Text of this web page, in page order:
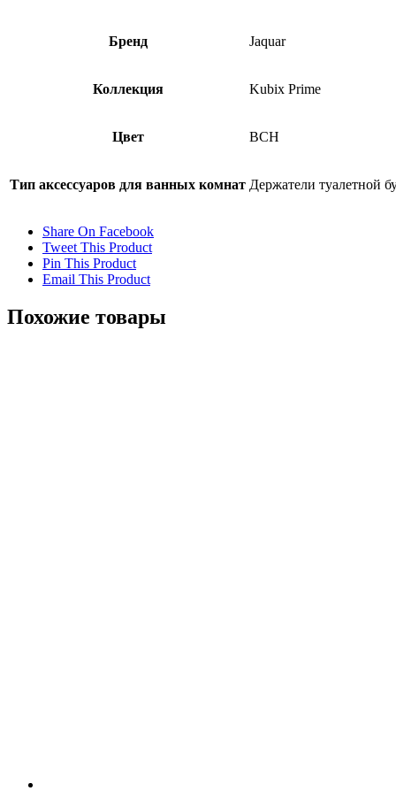
Бренд Jaquar
Коллекция Kubix Prime
Цвет BCH
Тип аксессуаров для ванных комнат Держатели туалетной
Share On Facebook
Tweet This Product
Pin This Product
Email This Product
Похожие товары